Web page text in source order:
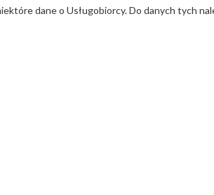
dane o Usługobiorcy. Do danych tych